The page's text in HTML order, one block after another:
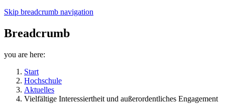
Skip breadcrumb navigation
Breadcrumb
you are here:
Start
Hochschule
Aktuelles
Vielfältige Interessiertheit und außerordentliches Engagement